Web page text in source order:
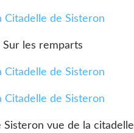
Sur les remparts
Sisteron vue de la citadelle